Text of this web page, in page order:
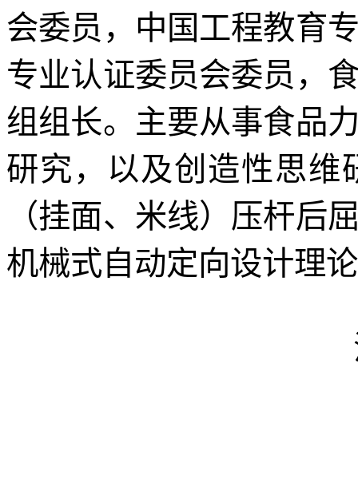
会委员，中国工程教育
专业认证委员会委员，
组组长。主要从事食品
研究，以及创造性思维
（挂面、米线）压杆后
机械式自动定向设计理